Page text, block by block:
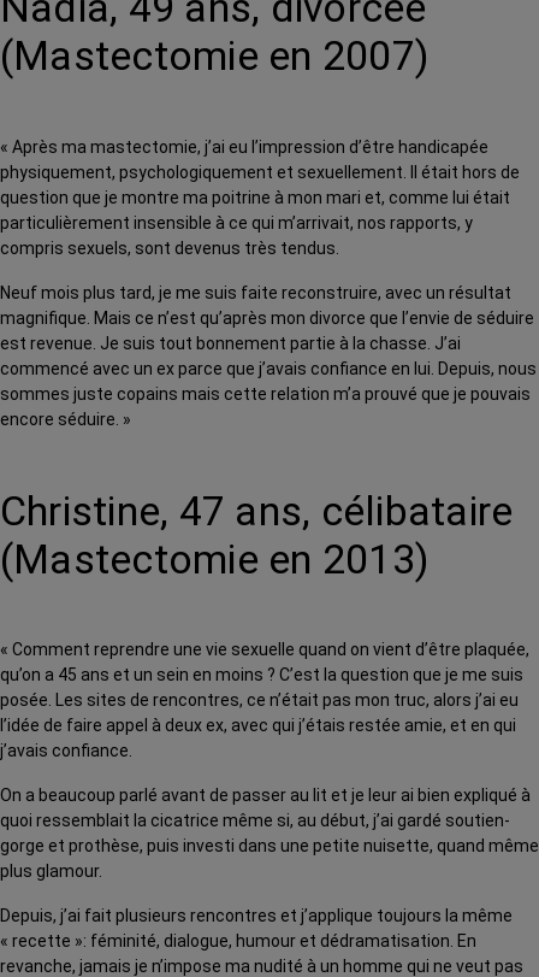
(Mastectomie en 2007)
« Après ma mastectomie, j’ai eu l’impression d’être handicapée
physiquement, psychologiquement et sexuellement. Il était hors de
question que je montre ma poitrine à mon mari et, comme lui était
particulièrement insensible à ce qui m’arrivait, nos rapports, y
compris sexuels, sont devenus très tendus.
Neuf mois plus tard, je me suis faite reconstruire, avec un résultat
magnifique. Mais ce n’est qu’après mon divorce que l’envie de séduire
est revenue. Je suis tout bonnement partie à la chasse. J’ai
commencé avec un ex parce que j’avais confiance en lui. Depuis, nous
sommes juste copains mais cette relation m’a prouvé que je pouvais
encore séduire. »
Christine, 47 ans, célibataire
(Mastectomie en 2013)
« Comment reprendre une vie sexuelle quand on vient d’être plaquée,
qu’on a 45 ans et un sein en moins ? C’est la question que je me suis
posée. Les sites de rencontres, ce n’était pas mon truc, alors j’ai eu
l’idée de faire appel à deux ex, avec qui j’étais restée amie, et en qui
j’avais confiance.
On a beaucoup parlé avant de passer au lit et je leur ai bien expliqué à
quoi ressemblait la cicatrice même si, au début, j’ai gardé soutien-
gorge et prothèse, puis investi dans une petite nuisette, quand même
plus glamour.
Depuis, j’ai fait plusieurs rencontres et j’applique toujours la même
« recette »: féminité, dialogue, humour et dédramatisation. En
revanche, jamais je n’impose ma nudité à un homme qui ne veut pas